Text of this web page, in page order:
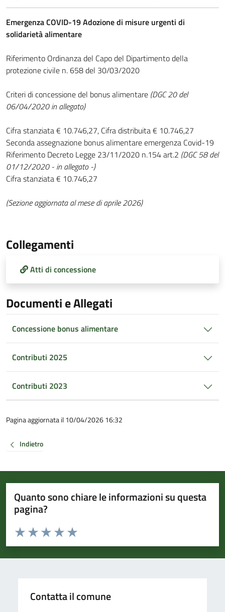
Emergenza COVID-19 Adozione di misure urgenti di
solidarietà alimentare
Riferimento Ordinanza del Capo del Dipartimento della
protezione civile n. 658 del 30/03/2020
Criteri di concessione del bonus alimentare (DGC 20 del
06/04/2020 in allegato)
Cifra stanziata € 10.746,27, Cifra distribuita € 10.746,27
Seconda assegnazione bonus alimentare emergenza Covid-19
Riferimento Decreto Legge 23/11/2020 n.154 art.2 (DGC 58 del
01/12/2020 - in allegato -)
Cifra stanziata € 10.746,27
(Sezione aggiornata al mese di aprile 2026)
Collegamenti
Atti di concessione
Documenti e Allegati
Concessione bonus alimentare
Contributi 2025
Contributi 2023
Pagina aggiornata il 10/04/2026 16:32
Indietro
Quanto sono chiare le informazioni su questa
pagina?
Valuta da 1 a 5 stelle la pagina
Valuta 5 stelle su 5
Valuta 4 stelle su 5
Valuta 3 stelle su 5
Valuta 2 stelle su 5
Valuta 1 stelle su 5
Contatta il comune